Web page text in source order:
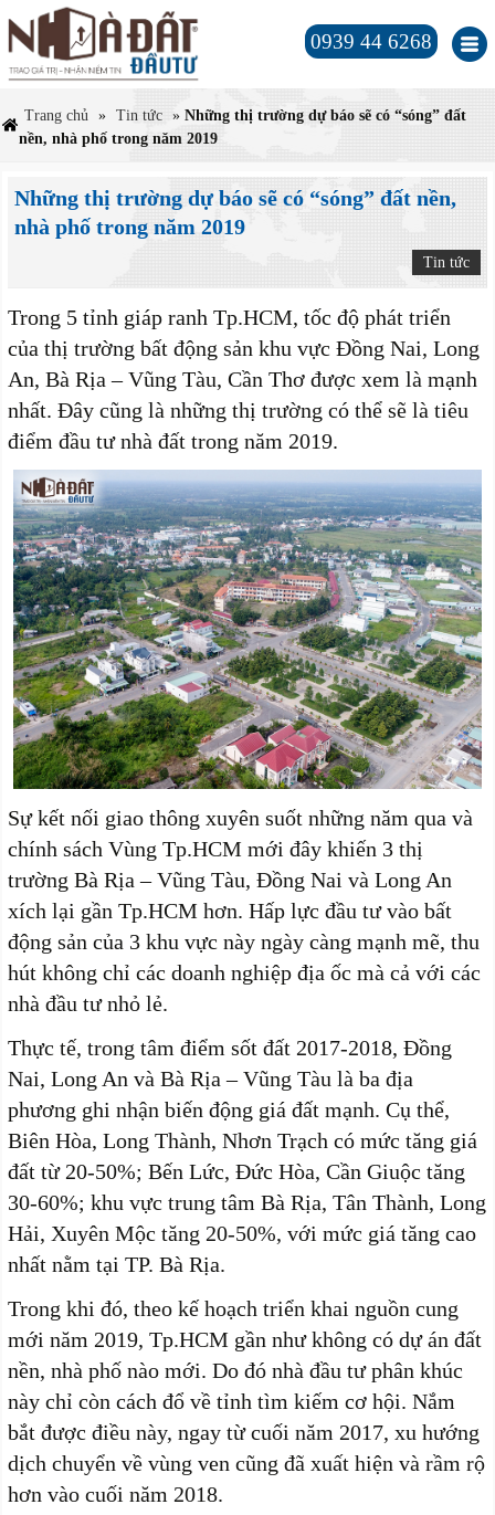
0939 44 6268
Trang chủ » Tin tức »Những thị trường dự báo sẽ có “sóng” đất
nền, nhà phố trong năm 2019
Những thị trường dự báo sẽ có “sóng” đất nền,
nhà phố trong năm 2019
Tin tức
Trong 5 tỉnh giáp ranh Tp.HCM, tốc độ phát triển
của thị trường bất động sản khu vực Đồng Nai, Long
An, Bà Rịa – Vũng Tàu, Cần Thơ được xem là mạnh
nhất. Đây cũng là những thị trường có thể sẽ là tiêu
điểm đầu tư nhà đất trong năm 2019.
Sự kết nối giao thông xuyên suốt những năm qua và
chính sách Vùng Tp.HCM mới đây khiến 3 thị
trường Bà Rịa – Vũng Tàu, Đồng Nai và Long An
xích lại gần Tp.HCM hơn. Hấp lực đầu tư vào bất
động sản của 3 khu vực này ngày càng mạnh mẽ, thu
hút không chỉ các doanh nghiệp địa ốc mà cả với các
nhà đầu tư nhỏ lẻ.
Thực tế, trong tâm điểm sốt đất 2017-2018, Đồng
Nai, Long An và Bà Rịa – Vũng Tàu là ba địa
phương ghi nhận biến động giá đất mạnh. Cụ thể,
Biên Hòa, Long Thành, Nhơn Trạch có mức tăng giá
đất từ 20-50%; Bến Lức, Đức Hòa, Cần Giuộc tăng
30-60%; khu vực trung tâm Bà Rịa, Tân Thành, Long
Hải, Xuyên Mộc tăng 20-50%, với mức giá tăng cao
nhất nằm tại TP. Bà Rịa.
Trong khi đó, theo kế hoạch triển khai nguồn cung
mới năm 2019, Tp.HCM gần như không có dự án đất
nền, nhà phố nào mới. Do đó nhà đầu tư phân khúc
này chỉ còn cách đổ về tỉnh tìm kiếm cơ hội. Nắm
bắt được điều này, ngay từ cuối năm 2017, xu hướng
dịch chuyển về vùng ven cũng đã xuất hiện và rầm rộ
hơn vào cuối năm 2018.